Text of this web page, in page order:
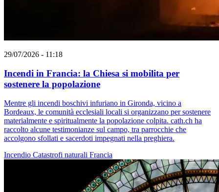
29/07/2026 - 11:18
Incendi in Francia: la Chiesa si mobilita per
sostenere la popolazione
Mentre gli incendi boschivi infuriano in Gironda, vicino a
Bordeaux, le comunità ecclesiali locali si organizzano per sostenere
materialmente e spiritualmente la popolazione colpita. cath.ch ha
raccolto alcune testimonianze sul campo, tra parrocchie che
accolgono sfollati e sacerdoti impegnati nella preghiera.
Incendio Catastrofi naturali Francia